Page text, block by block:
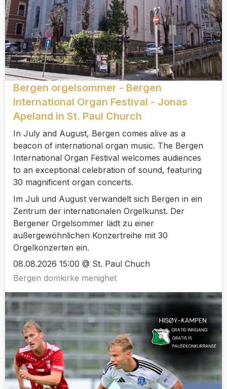
Bergen orgelsommer - Bergen
International Organ Festival - Jonas
Apeland in St. Paul Church
In July and August, Bergen comes alive as a
beacon of international organ music. The Bergen
International Organ Festival welcomes audiences
to an exceptional celebration of sound, featuring
30 magnificent organ concerts.
Im Juli und August verwandelt sich Bergen in ein
Zentrum der internationalen Orgelkunst. Der
Bergener Orgelsommer lädt zu einer
außergewöhnlichen Konzertreihe mit 30
Orgelkonzerten ein.
08.08.2026 15:00 @ St. Paul Chuch
Bergen domkirke menighet